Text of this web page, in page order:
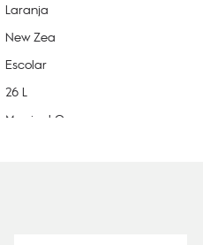
Laranja
New Zea
Escolar
26 L
Magical Orange